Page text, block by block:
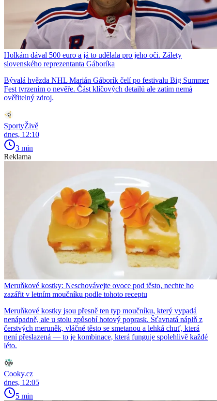
Holkám dával 500 euro a já to udělala pro jeho oči. Zálety
slovenského reprezentanta Gáboríka
Bývalá hvězda NHL Marián Gáborík čelí po festivalu Big Summer
Fest tvrzením o nevěře. Část klíčových detailů ale zatím nemá
ověřitelný zdroj.
SportyŽivě
dnes, 12:10
3 min
Reklama
Meruňkové kostky: Neschovávejte ovoce pod těsto, nechte ho
zazářit v letním moučníku podle tohoto receptu
Meruňkové kostky jsou přesně ten typ moučníku, který vypadá
nenápadně, ale u stolu způsobí hotový poprask. Šťavnatá náplň z
čerstvých meruněk, vláčné těsto se smetanou a lehká chuť, která
není přeslazená — to je kombinace, která funguje spolehlivě každé
léto.
Cooky.cz
dnes, 12:05
5 min